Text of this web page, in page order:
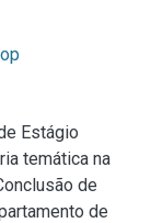
Estágio
temática na
de
de